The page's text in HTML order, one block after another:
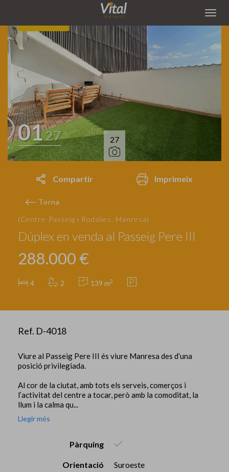
0127 27
Compartir Imprimeix
Torna
(Centre-Passeig i Rodalies. Manresa)
Dúplex en venda al Passeig Pere III
288.000 €
4 2 139 m2
Ref. D-4018
Viure al Passeig Pere III és viure Manresa des d’una
posició privilegiada.
Al cor de la ciutat, amb tots els serveis, comerços i
l’activitat del centre a tocar, però amb la comoditat, la
llum i la calma qu...
Llegir més
Pàrquing
Orientació Suroeste